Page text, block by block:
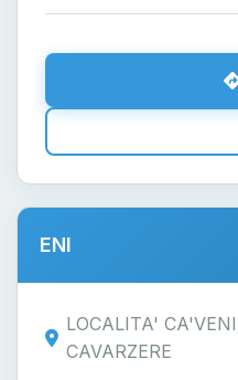
ENI
LOCALITA'
CAVARZERE